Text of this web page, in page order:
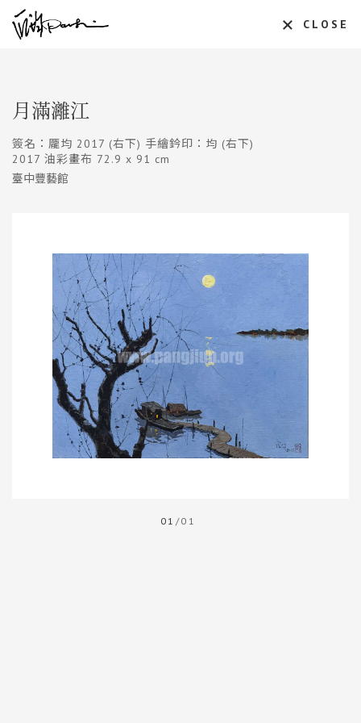
CLOSE
月滿灕江
簽名：龎均 2017 (右下) 手繪鈐印：均 (右下)
2017 油彩畫布 72.9 x 91 cm
臺中豐藝館
01 /01